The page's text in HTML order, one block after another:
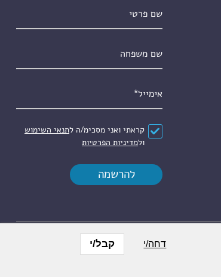
הסכם*
קראתי ואני מסכימ/ה לתנאי השימוש
ולמדיניות הפרטיות
דחה/י קבל/י